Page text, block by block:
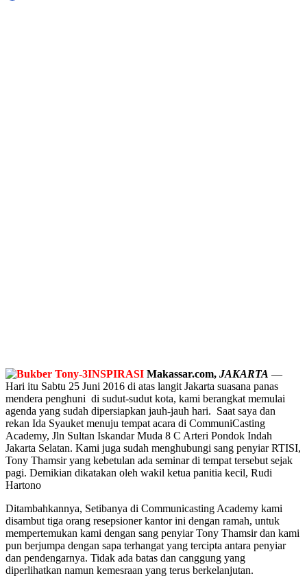
INSPIRASI Makassar.com, JAKARTA —
Hari itu Sabtu 25 Juni 2016 di atas langit Jakarta suasana panas
mendera penghuni di sudut-sudut kota, kami berangkat memulai
agenda yang sudah dipersiapkan jauh-jauh hari. Saat saya dan
rekan Ida Syauket menuju tempat acara di CommuniCasting
Academy, Jln Sultan Iskandar Muda 8 C Arteri Pondok Indah
Jakarta Selatan. Kami juga sudah menghubungi sang penyiar RTISI,
Tony Thamsir yang kebetulan ada seminar di tempat tersebut sejak
pagi. Demikian dikatakan oleh wakil ketua panitia kecil, Rudi
Hartono
Ditambahkannya, Setibanya di Communicasting Academy kami
disambut tiga orang resepsioner kantor ini dengan ramah, untuk
mempertemukan kami dengan sang penyiar Tony Thamsir dan kami
pun berjumpa dengan sapa terhangat yang tercipta antara penyiar
dan pendengarnya. Tidak ada batas dan canggung yang
diperlihatkan namun kemesraan yang terus berkelanjutan.